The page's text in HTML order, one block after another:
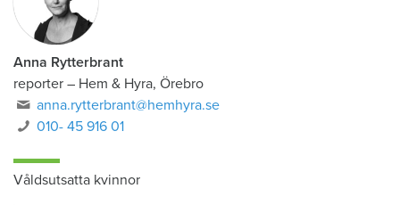
Anna Rytterbrant
reporter – Hem & Hyra, Örebro
anna.rytterbrant@hemhyra.se
010- 45 916 01
Våldsutsatta kvinnor